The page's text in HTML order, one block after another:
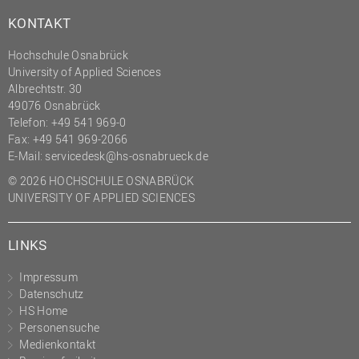
(PMO)
Recht
Science to Business GmbH
Studierendensekretariat
Studium und Lehre
Transfer- und
Innovationsmanagement
KONTAKT
Hochschule Osnabrück
University of Applied Sciences
Albrechtstr. 30
49076 Osnabrück
Telefon: +49 541 969-0
Fax: +49 541 969-2066
E-Mail: servicedesk@hs-osnabrueck.de
© 2026 HOCHSCHULE OSNABRÜCK
UNIVERSITY OF APPLIED SCIENCES
LINKS
Impressum
Datenschutz
HS Home
Personensuche
Medienkontakt